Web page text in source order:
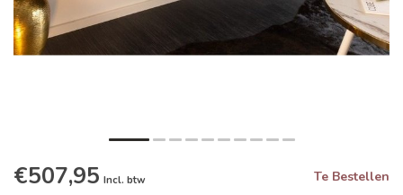
€507,95 Incl. btw Te Bestellen